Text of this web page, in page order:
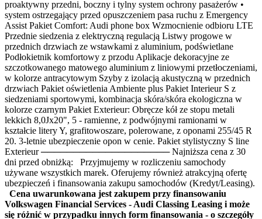
proaktywny przedni, boczny i tylny system ochrony pasażerów •
system ostrzegający przed opuszczeniem pasa ruchu z Emergency
Assist Pakiet Comfort: Audi phone box Wzmocnienie odbioru LTE
Przednie siedzenia z elektryczną regulacją Listwy progowe w
przednich drzwiach ze wstawkami z aluminium, podświetlane
Podłokietnik komfortowy z przodu Aplikacje dekoracyjne ze
szczotkowanego matowego aluminium z liniowymi przetłoczeniami,
w kolorze antracytowym Szyby z izolacją akustyczną w przednich
drzwiach Pakiet oświetlenia Ambiente plus Pakiet Interieur S z
siedzeniami sportowymi, kombinacja skóra/skóra ekologiczna w
kolorze czarnym Pakiet Exterieur: Obręcze kół ze stopu metali
lekkich 8,0Jx20", 5 - ramienne, z podwójnymi ramionami w
kształcie litery Y, grafitowoszare, polerowane, z oponami 255/45 R
20. 3-letnie ubezpieczenie opon w cenie. Pakiet stylistyczny S line
Exterieur ──────────────────── Najniższa cena z 30
dni przed obniżką: Przyjmujemy w rozliczeniu samochody
używane wszystkich marek. Oferujemy również atrakcyjną ofertę
ubezpieczeń i finansowania zakupu samochodów (Kredyt/Leasing).
Cena uwarunkowana jest zakupem przy finansowaniu
Volkswagen Financial Services - Audi Classing Leasing i może
się różnić w przypadku innych form finansowania - o szczegóły